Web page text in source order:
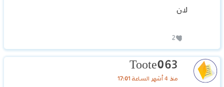
لان
2
Toote063
منذ 4 أشهر الساعة 17:01